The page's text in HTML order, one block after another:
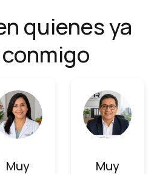
quienes ya
Muy
Muy